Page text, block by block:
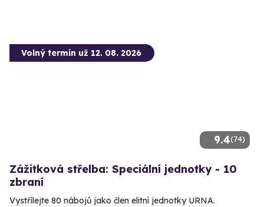
9.4(74)
Volný termín už 12. 08. 2026
Zážitková střelba: Speciální jednotky - 10
zbraní
Vystřílejte 80 nábojů jako člen elitní jednotky URNA.